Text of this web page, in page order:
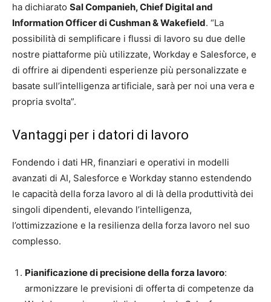
ha dichiarato Sal Companieh, Chief Digital and
Information Officer di Cushman & Wakefield. “La
possibilità di semplificare i flussi di lavoro su due delle
nostre piattaforme più utilizzate, Workday e Salesforce, e
di offrire ai dipendenti esperienze più personalizzate e
basate sull’intelligenza artificiale, sarà per noi una vera e
propria svolta”.
Vantaggi per i datori di lavoro
Fondendo i dati HR, finanziari e operativi in modelli
avanzati di AI, Salesforce e Workday stanno estendendo
le capacità della forza lavoro al di là della produttività dei
singoli dipendenti, elevando l’intelligenza,
l’ottimizzazione e la resilienza della forza lavoro nel suo
complesso.
Pianificazione di precisione della forza lavoro:
armonizzare le previsioni di offerta di competenze da